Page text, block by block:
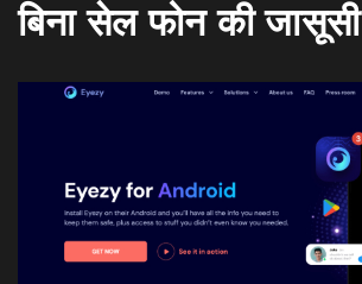
बिना सेल फोन की जासूसी